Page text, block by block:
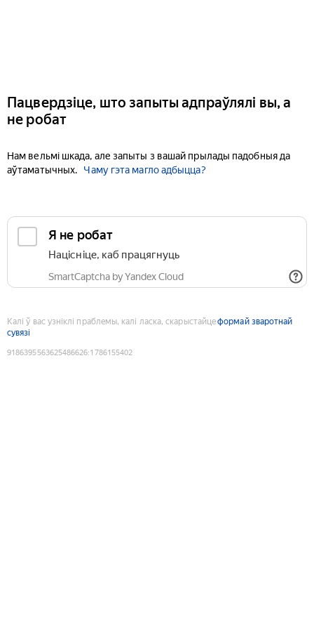
Пацвердзіце, што запыты адпраўлялі вы, а
не робат
Нам вельмі шкада, але запыты з вашай прылады падобныя да
аўтаматычных.
Чаму гэта магло адбыцца?
Я не робат
Націсніце, каб працягнуць
SmartCaptcha by Yandex Cloud
Калі ў вас узніклі праблемы, калі ласка, скарыстайцеформай зваротнай
сувязі
9186395563625486626:1786155402